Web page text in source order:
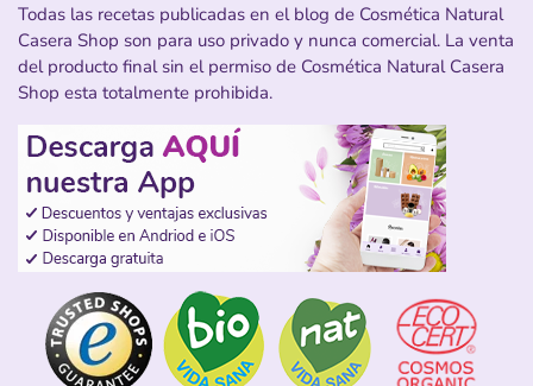
Todas las recetas publicadas en el blog de Cosmética Natural
Casera Shop son para uso privado y nunca comercial. La venta
del producto final sin el permiso de Cosmética Natural Casera
Shop esta totalmente prohibida.